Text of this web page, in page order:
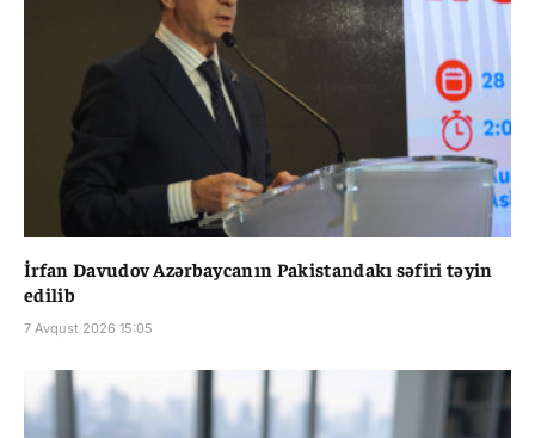
İrfan Davudov Azərbaycanın Pakistandakı səfiri təyin
edilib
7 Avqust 2026 15:05